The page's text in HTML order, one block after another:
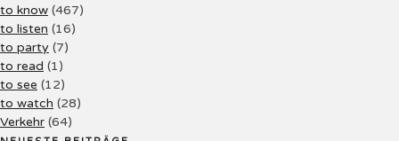
to know (467)
to listen (16)
to party (7)
to read (1)
to see (12)
to watch (28)
Verkehr (64)